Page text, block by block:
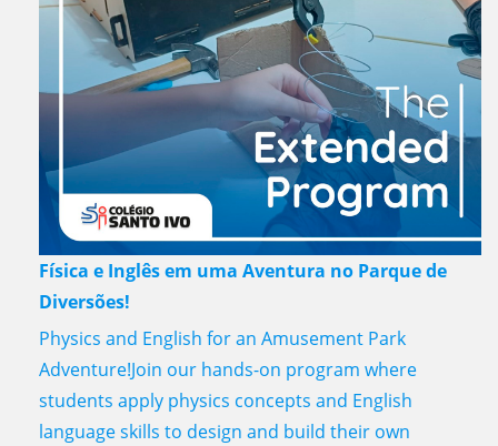
Física e Inglês em uma Aventura no Parque de
Diversões!
Physics and English for an Amusement Park
Adventure!Join our hands-on program where
students apply physics concepts and English
language skills to design and build their own